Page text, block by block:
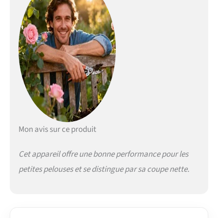
8,6 kg
Mon avis sur ce produit
Cet appareil offre une bonne performance pour les
petites pelouses et se distingue par sa coupe nette.